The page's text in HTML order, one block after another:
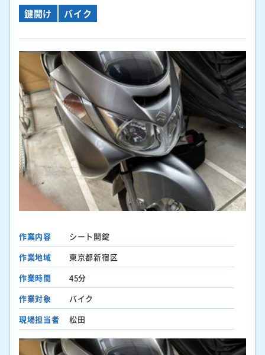
鍵開け バイク
作業内容
シート開錠
作業地域
東京都新宿区
作業時間
45分
作業対象
バイク
現場担当者
松田